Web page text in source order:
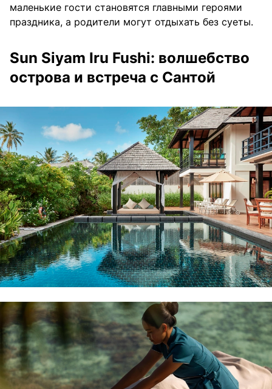
маленькие гости становятся главными героями
праздника, а родители могут отдыхать без суеты.
Sun Siyam Iru Fushi: волшебство
острова и встреча с Сантой